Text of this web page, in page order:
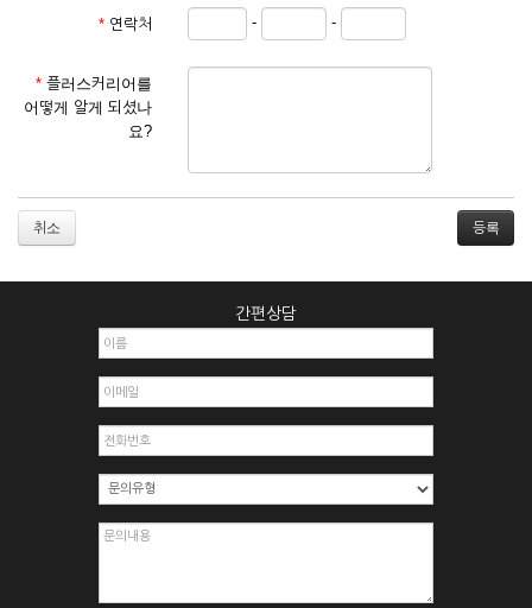
① 서비스 이용계약은 서비스 이용 희망자가 본 약관에 동의한
를 심사, 승낙함으로써 성립하며, 회사는 신청자의 실명 확인 절
차를 밟을 수 있습니다.
② 회원가입시 입력한 ID는 변경할 수 없으며, 회원 1인당 한 개
의 ID가 발급됩니다. 부득이한 경우로 인해 변경하고자 하는 경
거절하거나 취소할 수 있으며, 실명으로 등록하지 않은 자의 일
2. 개인정보를 허위로 기재하여 신청할 경우
3. 경쟁 관게에 있는 이용자가 신청할 경우
4. 타인의 서비스 이용을 방해하거나, 정보를 도용한 경우
6. 이용자가 영업활동 또는 부정한 용도로 본 서비스를 이용할
7. 회사의 정보를 사전 승낙 없이 전재, 변조, 복사하여 이용하
8. 기타 회사가 정한 제반 사항을 위반하며 신청하는 경우
제5조 (서비스의 이용 및 중지)
② 시스템 점검, 교체 및 고장, 기술적인 이유, 국가비상사태, 정
* 연락처 - -
* 플러스커리어를
어떻게 알게 되셨나
요?
취소
간편상담